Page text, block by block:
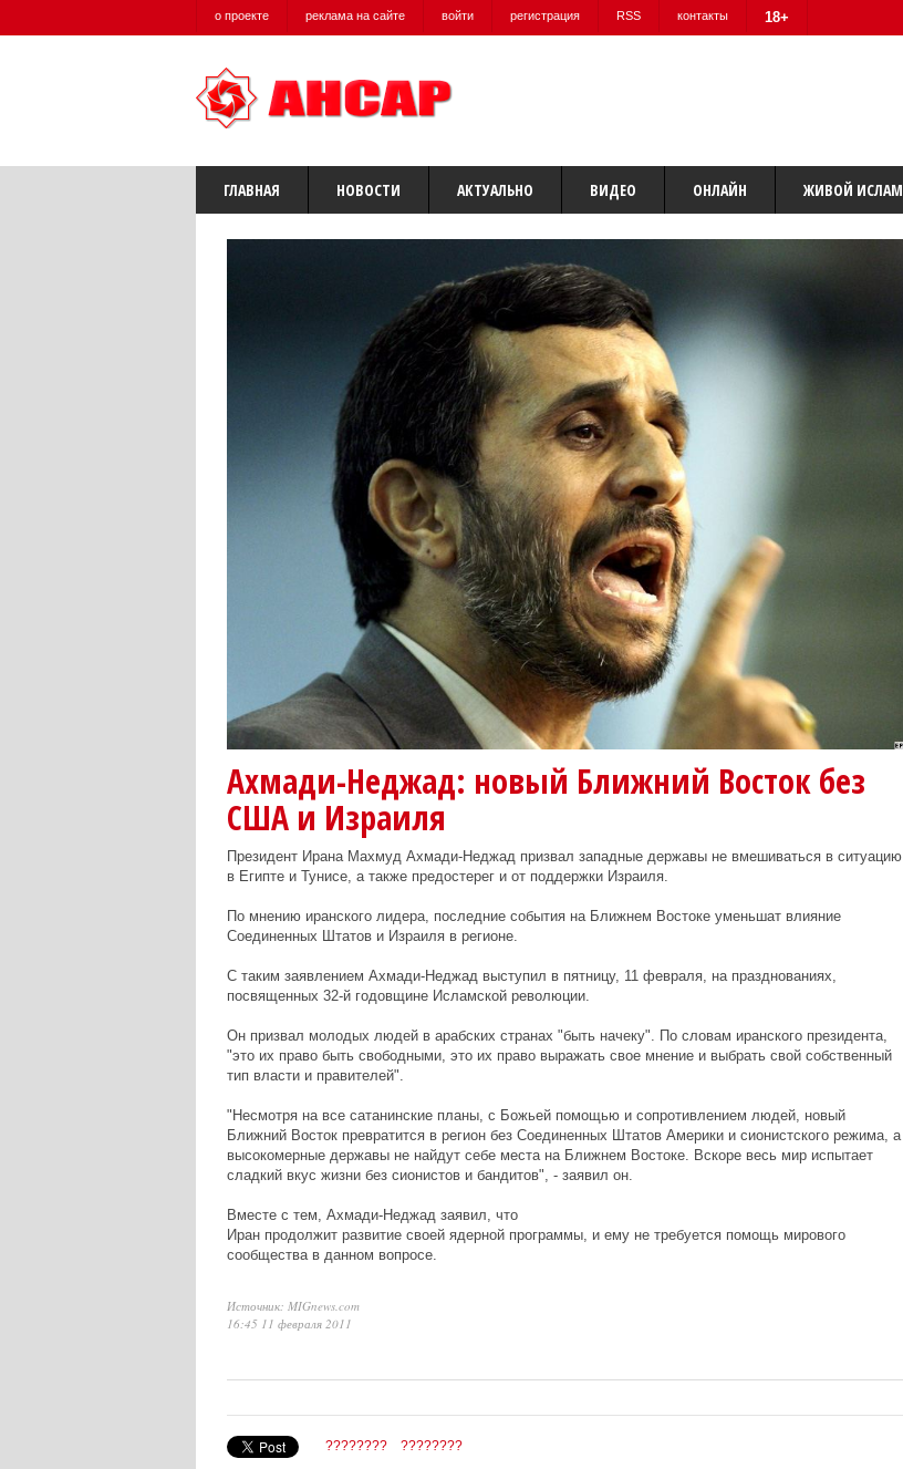
о проекте реклама на сайте войти регистрация RSS контакты 18+
ГЛАВНАЯ НОВОСТИ АКТУАЛЬНО ВИДЕО ОНЛАЙН ЖИВОЙ ИСЛАМ
Ахмади-Неджад: новый Ближний Восток без
США и Израиля
Президент Ирана Махмуд Ахмади-Неджад призвал западные державы не вмешиваться в ситуацию
в Египте и Тунисе, а также предостерег и от поддержки Израиля.
По мнению иранского лидера, последние события на Ближнем Востоке уменьшат влияние
Соединенных Штатов и Израиля в регионе.
С таким заявлением Ахмади-Неджад выступил в пятницу, 11 февраля, на празднованиях,
посвященных 32-й годовщине Исламской революции.
Он призвал молодых людей в арабских странах "быть начеку". По словам иранского президента,
"это их право быть свободными, это их право выражать свое мнение и выбрать свой собственный
тип власти и правителей".
"Несмотря на все сатанинские планы, с Божьей помощью и сопротивлением людей, новый
Ближний Восток превратится в регион без Соединенных Штатов Америки и сионистского режима, а
высокомерные державы не найдут себе места на Ближнем Востоке. Вскоре весь мир испытает
сладкий вкус жизни без сионистов и бандитов", - заявил он.
Вместе с тем, Ахмади-Неджад заявил, что
Иран продолжит развитие своей ядерной программы, и ему не требуется помощь мирового
сообщества в данном вопросе.
Источник: MIGnews.com
16:45 11 февраля 2011
???????? ????????